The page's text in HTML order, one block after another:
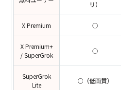
リ）
X Premium ○
X Premium+
/ SuperGrok
○
SuperGrok
Lite
○（低画質）